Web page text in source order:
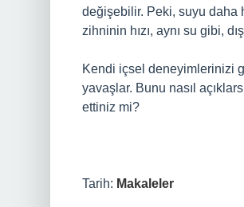
değişebilir. Peki, suyu daha
zihninin hızı, aynı su gibi,
Kendi içsel deneyimlerinizi
yavaşlar. Bunu nasıl
ettiniz mi?
Tarih: Makaleler